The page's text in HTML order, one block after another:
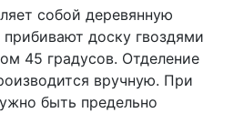
собой деревянную
доску гвоздями
45 градусов. Отделение
вручную. При
быть предельно